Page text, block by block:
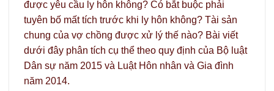
được yêu cầu ly hôn không? Có bắt buộc phải
tuyên bố mất tích trước khi ly hôn không? Tài sản
chung của vợ chồng được xử lý thế nào? Bài viết
dưới đây phân tích cụ thể theo quy định của Bộ luật
Dân sự năm 2015 và Luật Hôn nhân và Gia đình
năm 2014.